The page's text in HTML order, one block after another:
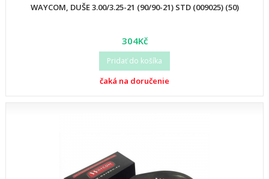
WAYCOM, DUŠE 3.00/3.25-21 (90/90-21) STD (009025) (50)
304Kč
Pridať do košíka
čaká na doručenie